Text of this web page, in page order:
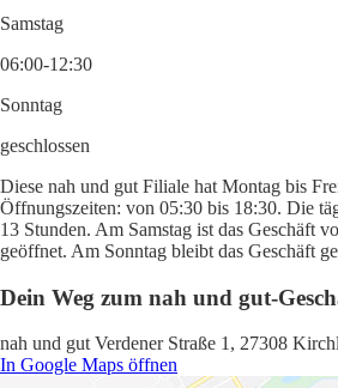
Samstag
06:00-12:30
Sonntag
geschlossen
Diese nah und gut Filiale hat Montag bis
Öffnungszeiten: von 05:30 bis 18:30. Die
13 Stunden. Am Samstag ist das Geschäft
geöffnet. Am Sonntag bleibt das Geschäft
Dein Weg zum nah und gut-
nah und gut Verdener Straße 1, 27308
In Google Maps öffnen